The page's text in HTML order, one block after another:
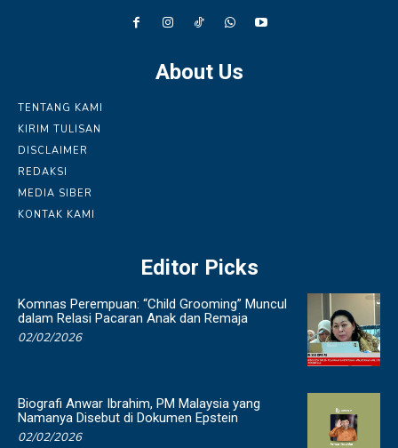
About Us
TENTANG KAMI
KIRIM TULISAN
DISCLAIMER
REDAKSI
MEDIA SIBER
KONTAK KAMI
Editor Picks
Komnas Perempuan: “Child Grooming” Muncul
dalam Relasi Pacaran Anak dan Remaja
02/02/2026
Biografi Anwar Ibrahim, PM Malaysia yang
Namanya Disebut di Dokumen Epstein
02/02/2026